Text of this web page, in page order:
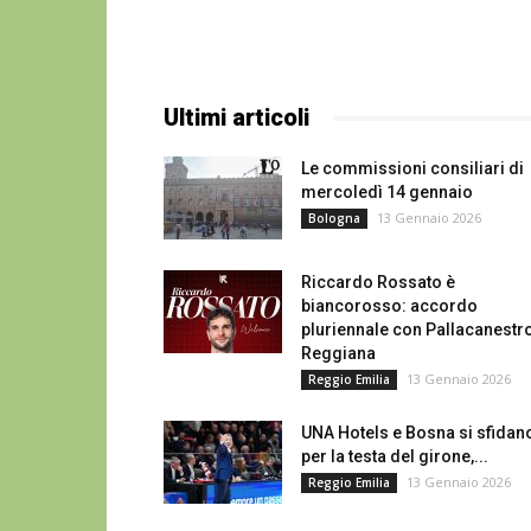
Ultimi articoli
Le commissioni consiliari di
mercoledì 14 gennaio
Bologna 13 Gennaio 2026
Riccardo Rossato è
biancorosso: accordo
pluriennale con
Reggiana
Reggio Emilia 13 Gennaio 2026
UNA Hotels e Bosna si
per la testa del girone,...
Reggio Emilia 13 Gennaio 2026